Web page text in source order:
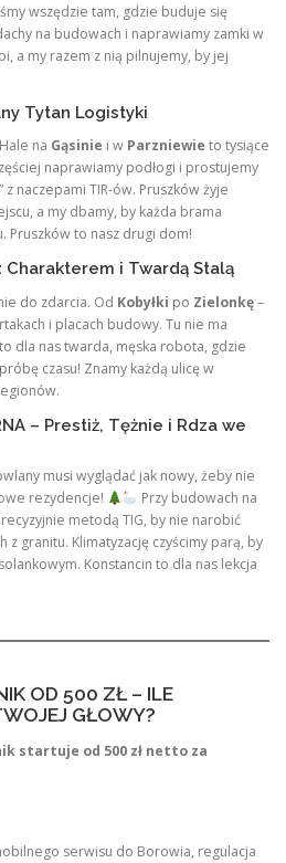
wszędzie tam, gdzie buduje się
na budowach i naprawiamy zamki w
a my razem z nią pilnujemy, by jej
Tytan Logistyki
na Gąsinie i w Parzniewie to tysiące
naprawiamy podłogi i prostujemy
naczepami TIR-ów. Pruszków żyje
a my dbamy, by każda brama
Pruszków to nasz drugi dom!
Charakterem i Twardą Stalą
do zdarcia. Od Kobyłki po Zielonkę–
i placach budowy. Tu nie ma
dla nas twarda, męska robota, gdzie
czasu! Znamy każdą ulicę w
– Prestiż, Tężnie i Rdza we
musi wyglądać jak nowy, żeby nie
rezydencje!
Przy budowach na
metodą TIG, by nie narobić
z granitu. Klimatyzację czyścimy parą, by
Konstancin to dla nas lekcja
OD 500 ZŁ – ILE
GŁOWY?
startuje od 500 zł netto za
serwisu do Borowia, regulacja